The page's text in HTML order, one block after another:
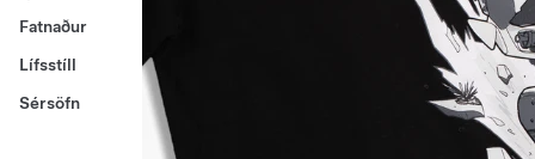
Fatnaður
Lífsstíll
Sérsöfn